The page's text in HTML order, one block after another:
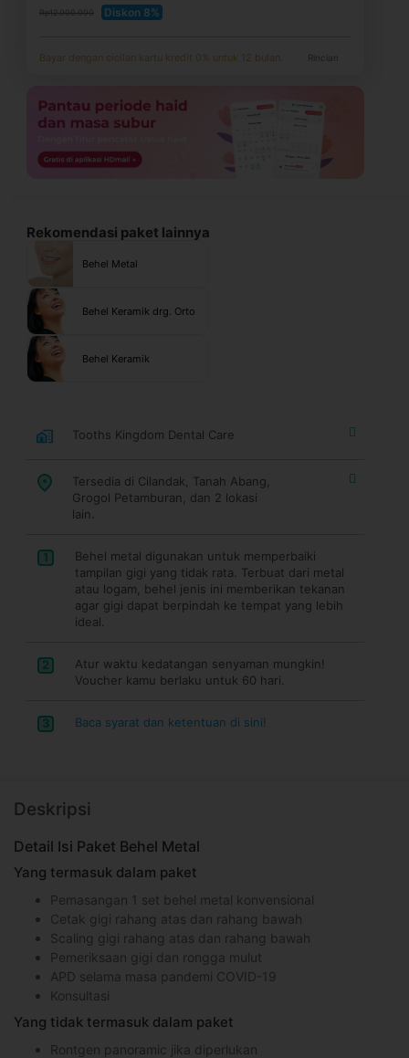
Rp12.000.000 Diskon 8%
Bayar dengan cicilan kartu kredit 0% untuk 12 bulan. Rincian
Rekomendasi paket lainnya
Behel Metal
Behel Keramik drg. Orto
Behel Keramik
Tooths Kingdom Dental Care
Tersedia di Cilandak, Tanah Abang,
Grogol Petamburan, dan 2 lokasi
lain.
1
Behel metal digunakan untuk memperbaiki
tampilan gigi yang tidak rata. Terbuat dari metal
atau logam, behel jenis ini memberikan tekanan
agar gigi dapat berpindah ke tempat yang lebih
ideal.
2
Atur waktu kedatangan senyaman mungkin!
Voucher kamu berlaku untuk 60 hari.
3 Baca syarat dan ketentuan di sini!
Deskripsi
Detail Isi Paket Behel Metal
Yang termasuk dalam paket
Pemasangan 1 set behel metal konvensional
Cetak gigi rahang atas dan rahang bawah
Scaling gigi rahang atas dan rahang bawah
Pemeriksaan gigi dan rongga mulut
APD selama masa pandemi COVID-19
Konsultasi
Yang tidak termasuk dalam paket
Rontgen panoramic jika diperlukan